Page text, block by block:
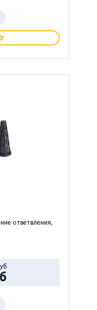
ответвления,